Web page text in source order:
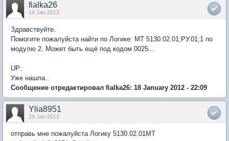
fialka26
14 Jan 2012
Здравствуйте.
Помогите пожалуйста найти по Логике: МТ 5130.02.01;РУ.01;1 по
модулю 2. Может быть ещё под кодом 0025...
UP:
Уже нашла..
Сообщение отредактировал fialka26: 18 January 2012 - 22:09
Ylia8951
29 Jan 2012
отправь мне пожалуйста Логику 5130.02.01МТ